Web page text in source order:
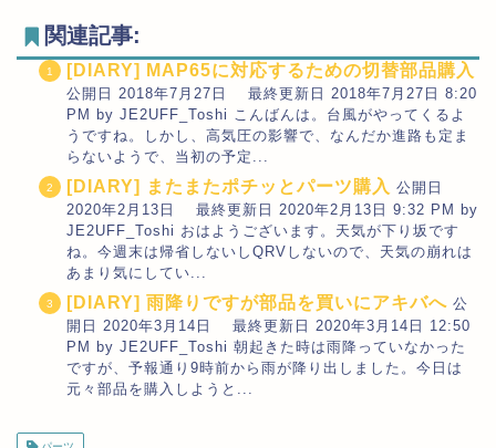
関連記事:
[DIARY] MAP65に対応するための切替部品購入
公開日 2018年7月27日 最終更新日 2018年7月27日 8:20
PM by JE2UFF_Toshi こんばんは。台風がやってくるよ
うですね。しかし、高気圧の影響で、なんだか進路も定ま
らないようで、当初の予定...
[DIARY] またまたポチッとパーツ購入 公開日
2020年2月13日 最終更新日 2020年2月13日 9:32 PM by
JE2UFF_Toshi おはようございます。天気が下り坂です
ね。今週末は帰省しないしQRVしないので、天気の崩れは
あまり気にしてい...
[DIARY] 雨降りですが部品を買いにアキバへ 公
開日 2020年3月14日 最終更新日 2020年3月14日 12:50
PM by JE2UFF_Toshi 朝起きた時は雨降っていなかった
ですが、予報通り9時前から雨が降り出しました。今日は
元々部品を購入しようと...